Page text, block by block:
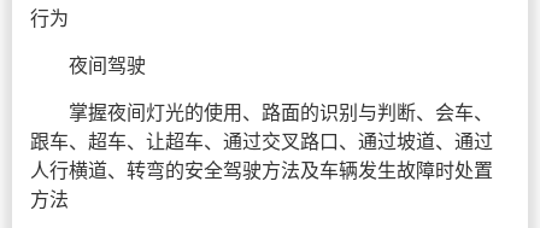
行为
夜间驾驶
掌握夜间灯光的使用、路面的识别与判断、会车、
跟车、超车、让超车、通过交叉路口、通过坡道、通过
人行横道、转弯的安全驾驶方法及车辆发生故障时处置
方法